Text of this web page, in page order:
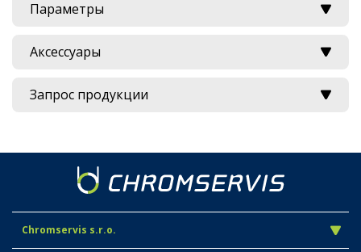
Параметры
Аксессуары
Запрос продукции
Chromservis s.r.o.